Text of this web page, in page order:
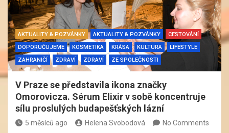
AKTUALITY & POZVÁNKY AKTUALITY & POZVÁNKY
CESTOVÁNÍ
DOPORUČUJEME
KOSMETIKA KRÁSA KULTURA
LIFESTYLE
ZAHRANIČÍ
ZDRAVÍ ZDRAVÍ ZE SPOLEČNOSTI
V Praze se představila ikona značky
Omorovicza. Sérum Elixir v sobě koncentruje
sílu proslulých budapešťských lázní
5 měsíců ago Helena Svobodová No Comments